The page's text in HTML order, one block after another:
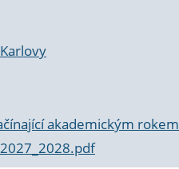
akademickým rokem